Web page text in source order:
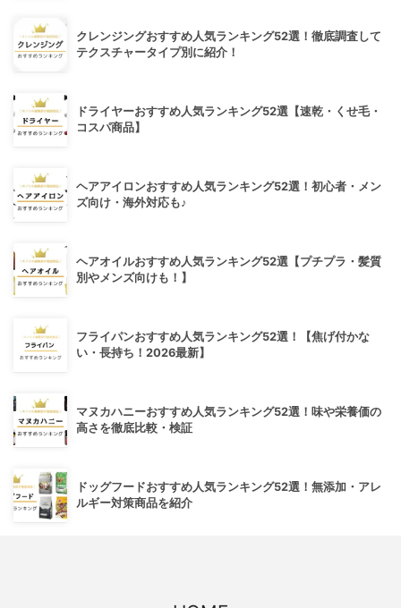
クレンジングおすすめ人気ランキング52選！徹底調査して
テクスチャータイプ別に紹介！
ドライヤーおすすめ人気ランキング52選【速乾・くせ毛・
コスパ商品】
ヘアアイロンおすすめ人気ランキング52選！初心者・メン
ズ向け・海外対応も♪
ヘアオイルおすすめ人気ランキング52選【プチプラ・髪質
別やメンズ向けも！】
フライパンおすすめ人気ランキング52選！【焦げ付かな
い・長持ち！2026最新】
マヌカハニーおすすめ人気ランキング52選！味や栄養価の
高さを徹底比較・検証
ドッグフードおすすめ人気ランキング52選！無添加・アレ
ルギー対策商品を紹介